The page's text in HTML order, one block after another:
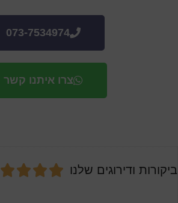
073-7534974
צרו איתנו קשר
ביקורות ודירוגים שלנו 


